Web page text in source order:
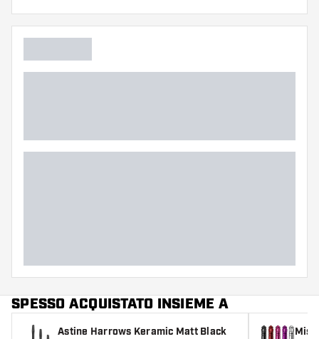
Colore principale
SPESSO ACQUISTATO INSIEME A
Astine Harrows Keramic Matt Black